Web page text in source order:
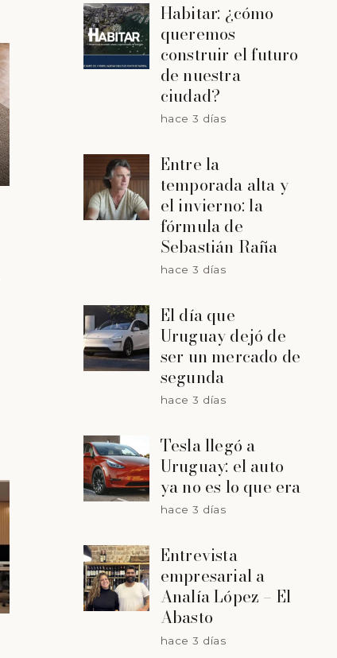
Habitar: ¿cómo
queremos
construir el futuro
de nuestra
ciudad?
hace 3 días
Entre la
temporada alta y
el invierno: la
fórmula de
Sebastián Raña
hace 3 días
El día que
Uruguay dejó de
ser un mercado de
segunda
hace 3 días
Tesla llegó a
Uruguay: el auto
ya no es lo que era
hace 3 días
Entrevista
empresarial a
Analía López – El
Abasto
hace 3 días